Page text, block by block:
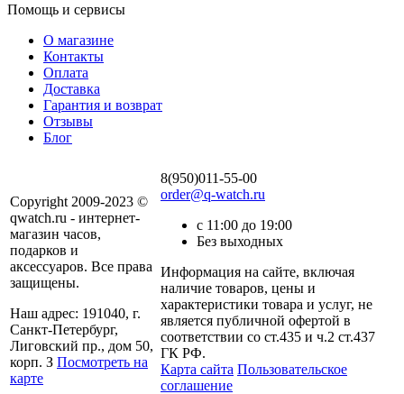
Помощь и сервисы
О магазине
Контакты
Оплата
Доставка
Гарантия и возврат
Отзывы
Блог
Copyright 2009-2023 ©
qwatch.ru - интернет-
магазин часов,
подарков и
аксессуаров. Все права
защищены.
Наш адрес: 191040, г.
Санкт-Петербург,
Лиговский пр., дом 50,
корп. З Посмотреть на
карте
8(950)011-55-00
order@q-watch.ru
с 11:00 до 19:00
Без выходных
Информация на сайте, включая
наличие товаров, цены и
характеристики товара и услуг, не
является публичной офертой в
соответствии со ст.435 и ч.2 ст.437
ГК РФ.
Карта сайта Пользовательское
соглашение